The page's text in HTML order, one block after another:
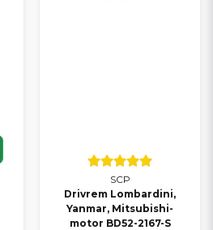
SCP
Drivrem Lombardini,
Yanmar, Mitsubishi-
motor BD52-2167-S